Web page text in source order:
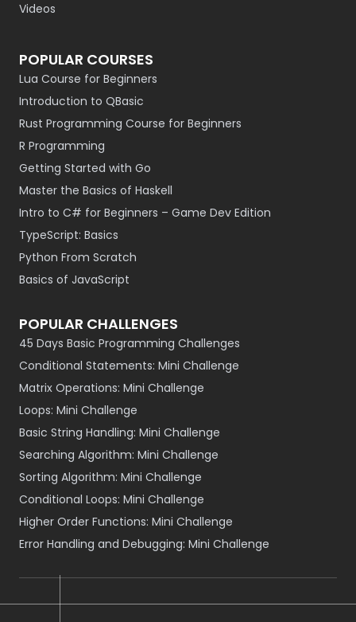
Videos
POPULAR COURSES
Lua Course for Beginners
Introduction to QBasic
Rust Programming Course for Beginners
R Programming
Getting Started with Go
Master the Basics of Haskell
Intro to C# for Beginners – Game Dev Edition
TypeScript: Basics
Python From Scratch
Basics of JavaScript
POPULAR CHALLENGES
45 Days Basic Programming Challenges
Conditional Statements: Mini Challenge
Matrix Operations: Mini Challenge
Loops: Mini Challenge
Basic String Handling: Mini Challenge
Searching Algorithm: Mini Challenge
Sorting Algorithm: Mini Challenge
Conditional Loops: Mini Challenge
Higher Order Functions: Mini Challenge
Error Handling and Debugging: Mini Challenge